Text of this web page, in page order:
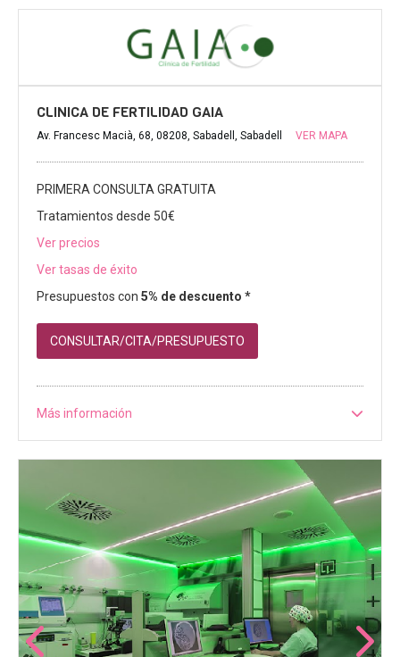
CLINICA DE FERTILIDAD GAIA
Av. Francesc Macià, 68, 08208, Sabadell, Sabadell VER MAPA
PRIMERA CONSULTA GRATUITA
Tratamientos desde 50€
Ver precios
Ver tasas de éxito
Presupuestos con 5% de descuento *
CONSULTAR/CITA/PRESUPUESTO
Más información